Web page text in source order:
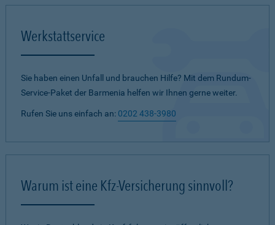
Werkstattservice
Sie haben einen Unfall und brauchen Hilfe? Mit dem Rundum-
Service-Paket der Barmenia helfen wir Ihnen gerne weiter.
Rufen Sie uns einfach an: 0202 438-3980
Warum ist eine Kfz-Versicherung sinnvoll?